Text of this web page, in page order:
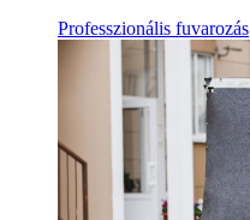
Professzionális fuvarozás